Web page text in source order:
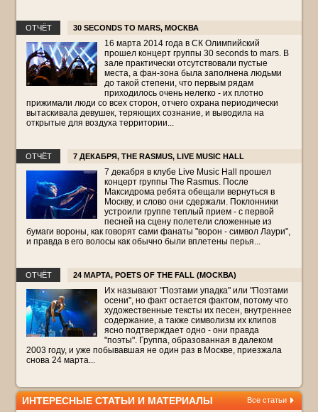
ОТЧЁТ 30 SECONDS TO MARS, МОСКВА
16 марта 2014 года в СК Олимпийский
прошел концерт группы 30 seconds to mars. В
зале практически отсутствовали пустые
места, а фан-зона была заполнена людьми
до такой степени, что первым рядам
приходилось очень нелегко - их плотно
прижимали люди со всех сторон, отчего охрана периодически
вытаскивала девушек, теряющих сознание, и выводила на
открытые для воздуха территории...
ОТЧЁТ 7 ДЕКАБРЯ, THE RASMUS, LIVE MUSIC HALL
7 декабря в клубе Live Music Hall прошел
концерт группы The Rasmus. После
Максидрома ребята обещали вернуться в
Москву, и слово они сдержали. Поклонники
устроили группе теплый прием - с первой
песней на сцену полетели сложенные из
бумаги вороны, как говорят сами фанаты "ворон - символ Лаури",
и правда в его волосы как обычно были вплетены перья...
ОТЧЁТ 24 МАРТА, POETS OF THE FALL (МОСКВА)
Их называют "Поэтами упадка" или "Поэтами
осени", но факт остается фактом, потому что
художественные тексты их песен, внутреннее
содержание, а также символизм их клипов
ясно подтверждает одно - они правда
"поэты". Группа, образованная в далеком
2003 году, и уже побывавшая не один раз в Москве, приезжала
снова 24 марта...
Все статьи
ИНТЕРЕСНЫЕ СТАТЬИ И МАТЕРИАЛЫ